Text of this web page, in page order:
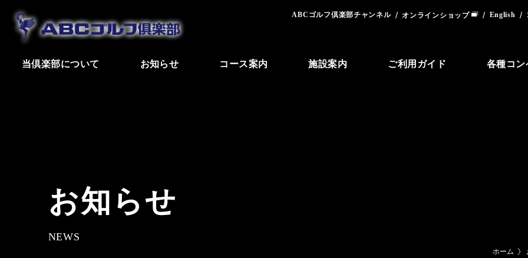
当倶楽部について お知らせ コース案内 施設案内 ご利用ガイド 各種コン
ABCゴルフ倶楽部チャンネル オンラインショップ English
お知らせ
NEWS
ホーム